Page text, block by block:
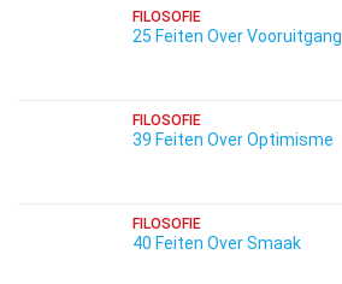
FILOSOFIE
25 Feiten Over Vooruitgang
FILOSOFIE
39 Feiten Over Optimisme
FILOSOFIE
40 Feiten Over Smaak